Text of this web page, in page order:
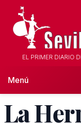
EL PRIMER DIARIO
Menú
La